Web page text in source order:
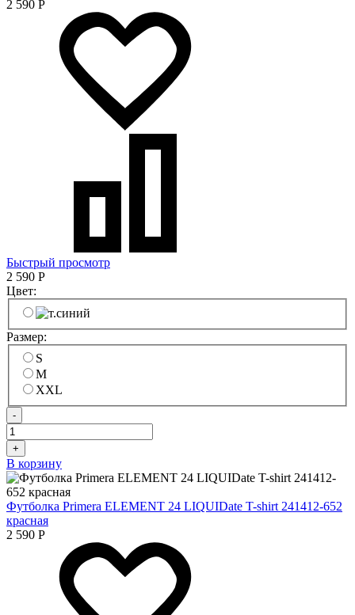
2 590 Р
Быстрый просмотр
2 590 Р
Цвет:
Размер:
S
M
XXL
-
+
В корзину
Футболка Primera ELEMENT 24 LIQUIDate T-shirt 241412-652
красная
2 590 Р